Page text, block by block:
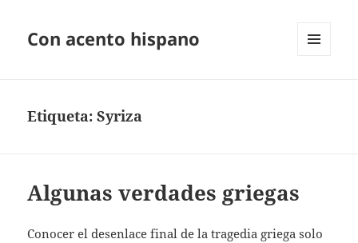
Con acento hispano
Etiqueta:Syriza
Algunas verdades griegas
Conocer el desenlace final de la tragedia griega solo